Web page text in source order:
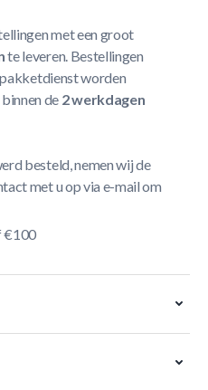
met een groot
te leveren. Bestellingen
worden
de 2 werkdagen
besteld, nemen wij de
met u op via e-mail om
€100